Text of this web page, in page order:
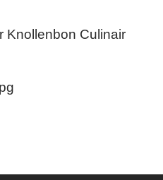
Knollenbon Culinair